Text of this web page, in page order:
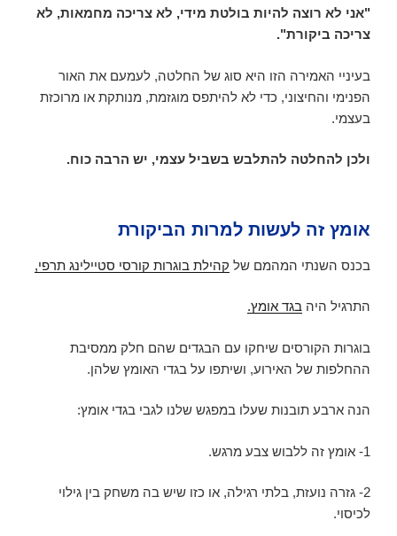
"אני לא רוצה להיות בולטת מידי, לא צריכה מחמאות, לא
צריכה ביקורת".
בעיניי האמירה הזו היא סוג של החלטה, לעמעם את האור
הפנימי והחיצוני, כדי לא להיתפס מוגזמת, מנותקת או מרוכזת
בעצמי.
ולכן להחלטה להתלבש בשביל עצמי, יש הרבה כוח.
אומץ זה לעשות למרות הביקורת
בכנס השנתי המהמם של קהילת בוגרות קורסי סטיילינג תרפי,
התרגיל היה בגד אומץ.
בוגרות הקורסים שיחקו עם הבגדים שהם חלק ממסיבת
ההחלפות של האירוע, ושיתפו על בגדי האומץ שלהן.
הנה ארבע תובנות שעלו במפגש שלנו לגבי בגדי אומץ:
1- אומץ זה ללבוש צבע מרגש.
2- גזרה נועזת, בלתי רגילה, או כזו שיש בה משחק בין גילוי
לכיסוי.